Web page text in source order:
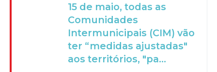
15 de maio, todas as
Comunidades
Intermunicipais (CIM) vão
ter “medidas ajustadas"
aos territórios, "pa...